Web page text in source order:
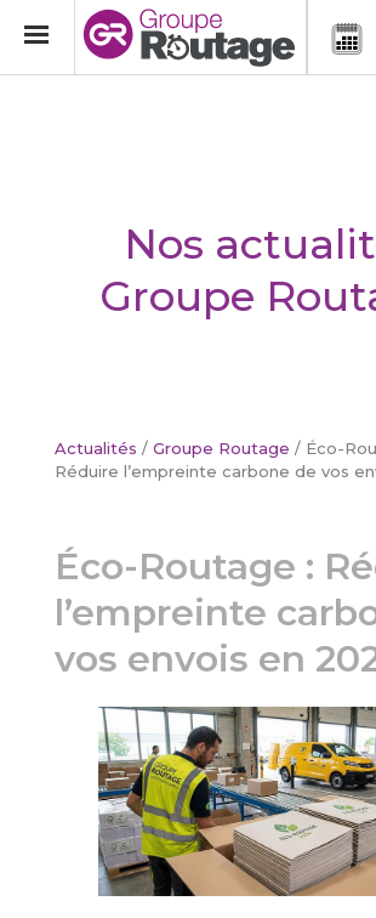
Nos
Groupe
Actualités / Groupe Routage / Éco-
Réduire l’empreinte carbone de vos
Éco-Routage :
l’empreinte
vos envois en